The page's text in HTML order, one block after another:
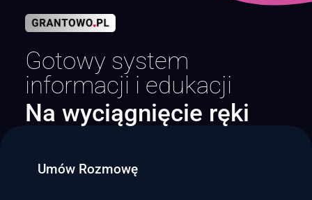
Gotowy system
informacji i edukacji
Na wyciągnięcie ręki
Umów Rozmowę